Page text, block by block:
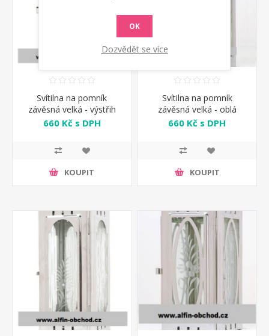
Svítilna na pomník
závěsná velká - výstřih
ovál
660 Kč s DPH
KOUPIT
Svítilna na pomník
závěsná velká - oblá
střecha
660 Kč s DPH
KOUPIT
OK
Dozvědět se více